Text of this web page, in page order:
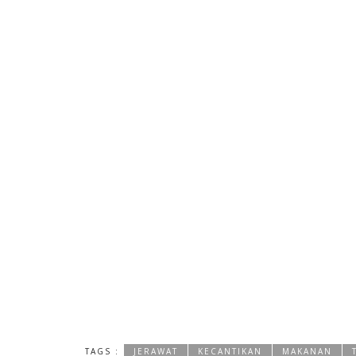
TAGS : JERAWAT KECANTIKAN MAKANAN